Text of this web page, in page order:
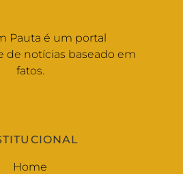
Pauta é um portal
de notícias baseado em
fatos.
Home